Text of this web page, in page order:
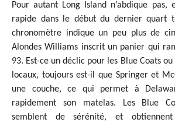
Pour autant Long Island n’abdique
rapide dans le début du dernier quart
chronomètre indique un peu plus de
Alondes Williams inscrit un panier qui
93. Est-ce un déclic pour les Blue Coats
locaux, toujours est-il que Springer et
une couche, ce qui permet à
rapidement son matelas. Les Blue
semblent de sérénité, et obtiennent